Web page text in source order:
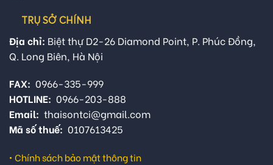
TRỤ SỞ CHÍNH
Địa chỉ: Biệt thự D2-26 Diamond Point, P. Phúc Đồng,
Q. Long Biên, Hà Nội
FAX: 0966-335-999
HOTLINE: 0966-203-888
Email: thaisontci@gmail.com
Mã số thuế: 0107613425
• Chính sách bảo mật thông tin